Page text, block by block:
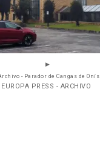
- Parador de Cangas de Onís
PRESS - ARCHIVO